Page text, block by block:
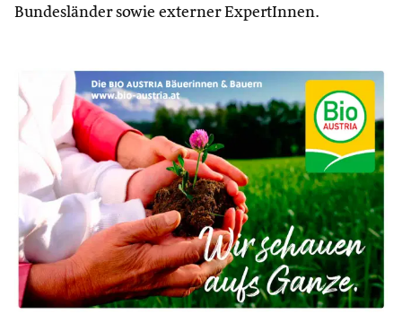
Bundesländer sowie externer ExpertInnen.